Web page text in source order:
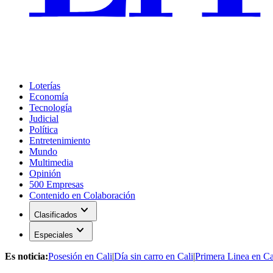
Loterías
Economía
Tecnología
Judicial
Política
Entretenimiento
Mundo
Multimedia
Opinión
500 Empresas
Contenido en Colaboración
Clasificados expand_more
Especiales expand_more
Es noticia:Posesión en Cali|Día sin carro en Cali|Primera Linea en